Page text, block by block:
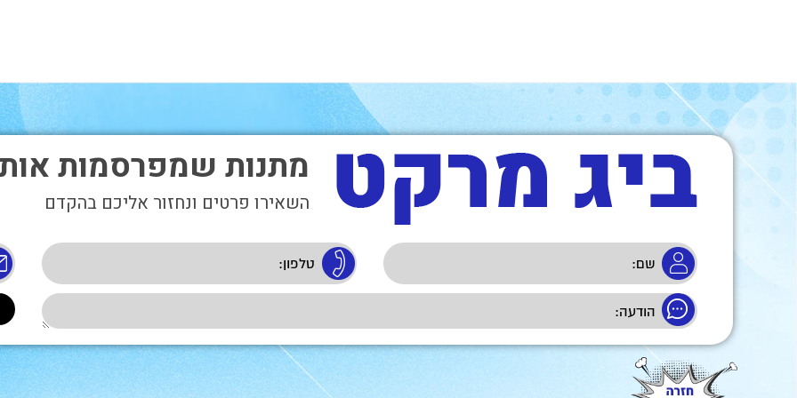
מתנות שמפרסמות
השאירו פרטים ונחזור אליכם בהקדם